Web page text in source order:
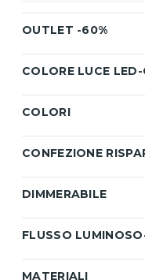
OUTLET -60%
COLORE LUCE LED-
COLORI
CONFEZIONE
DIMMERABILE
FLUSSO
MATERIALI